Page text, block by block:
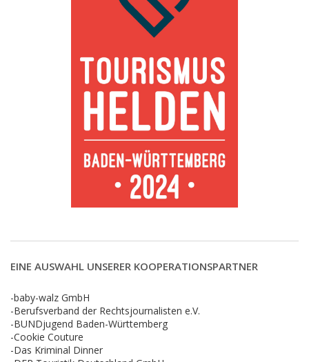
EINE AUSWAHL UNSERER KOOPERATIONSPARTNER
-baby-walz GmbH
-Berufsverband der Rechtsjournalisten e.V.
-BUNDjugend Baden-Württemberg
-Cookie Couture
-Das Kriminal Dinner